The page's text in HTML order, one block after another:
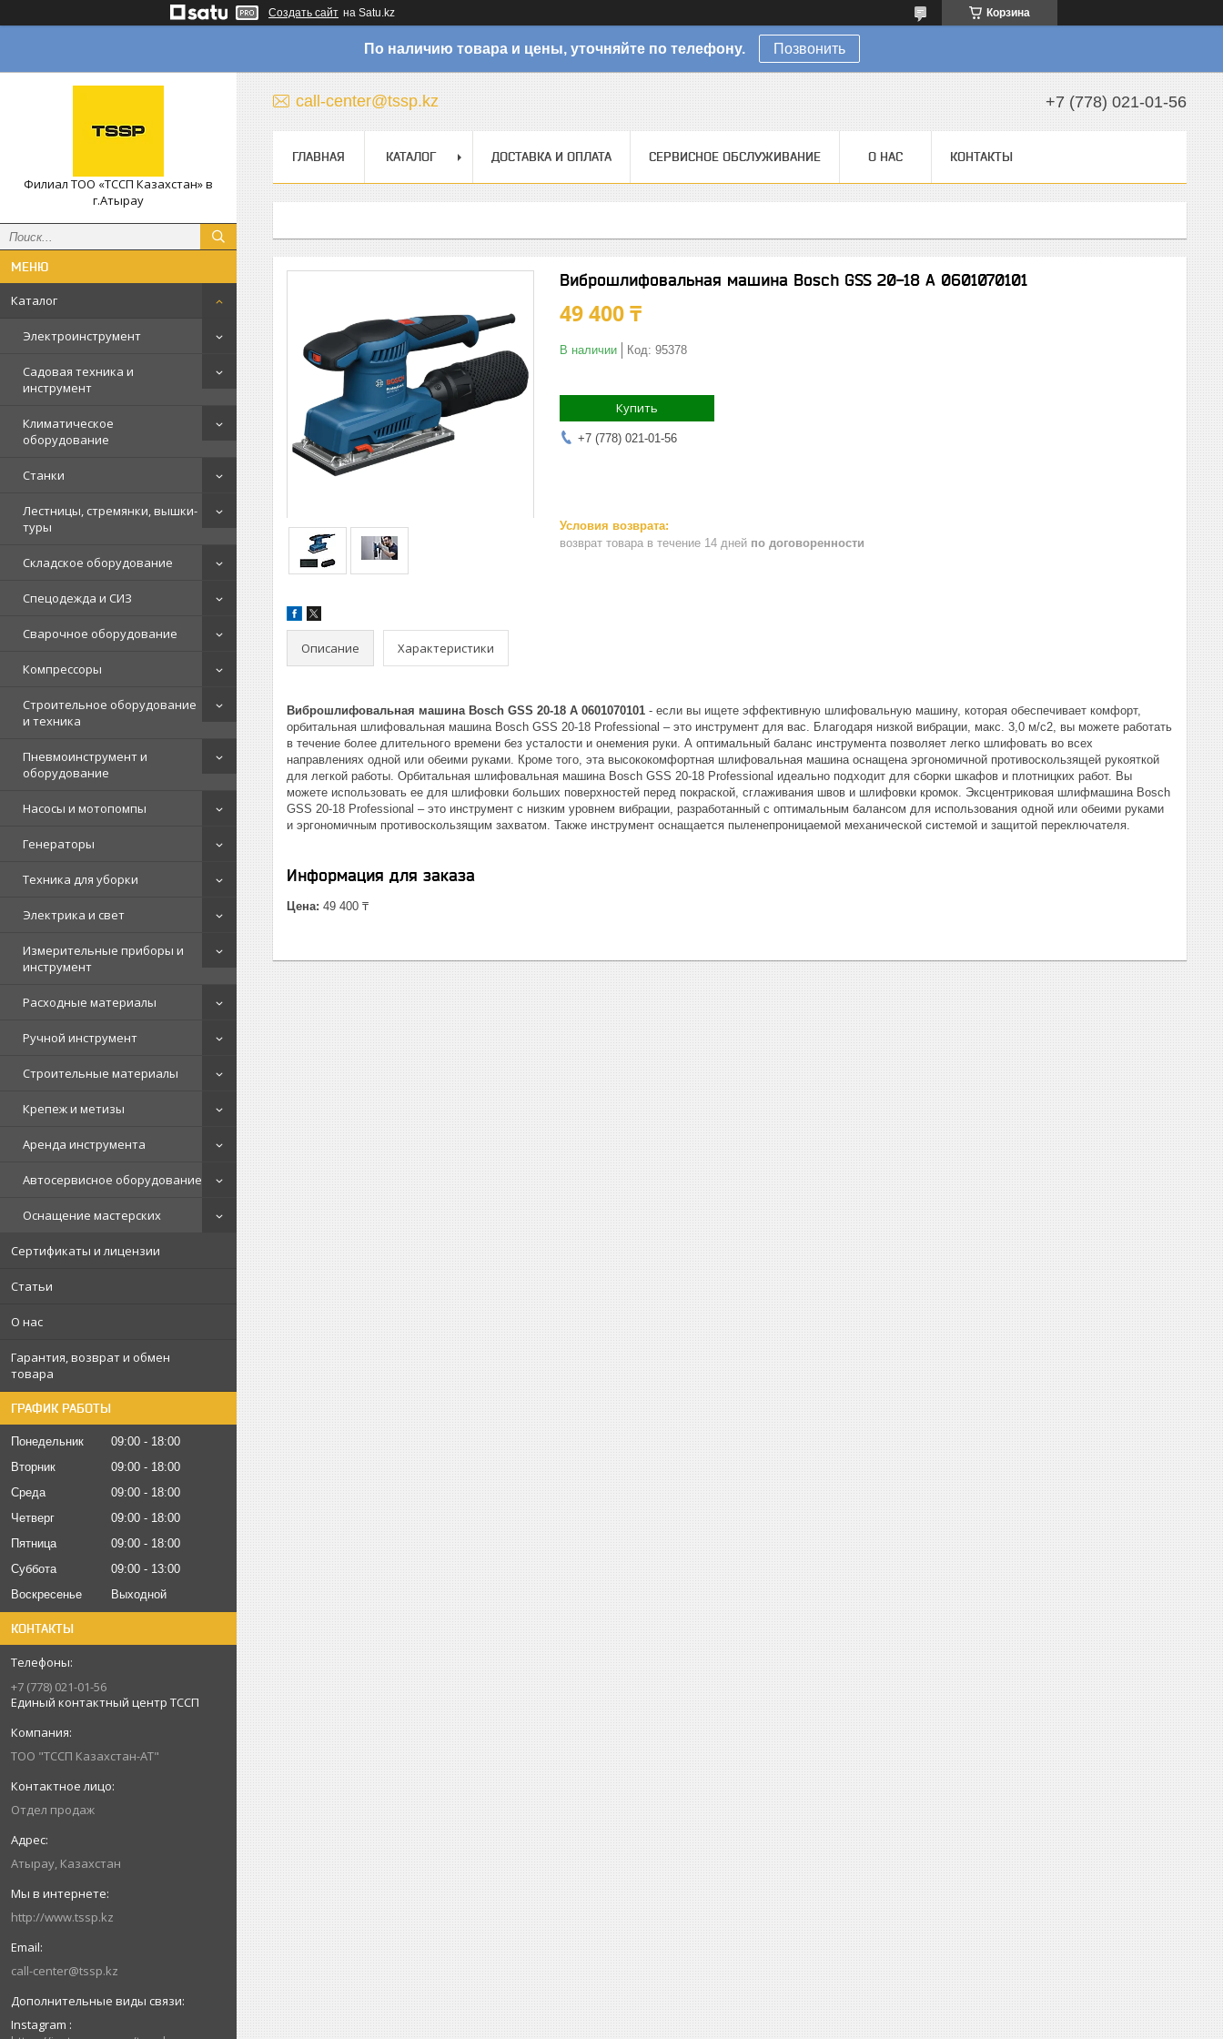
Создать сайт на Satu.kz Корзина
По наличию товара и цены, уточняйте по телефону. Позвонить
Филиал ТОО «ТССП Казахстан» в
г.Атырау
Каталог
Электроинструмент
Садовая техника и
инструмент
Климатическое
оборудование
Станки
Лестницы, стремянки, вышки-
туры
Складское оборудование
Спецодежда и СИЗ
Сварочное оборудование
Компрессоры
Строительное оборудование
и техника
Пневмоинструмент и
оборудование
Насосы и мотопомпы
Генераторы
Техника для уборки
Электрика и свет
Измерительные приборы и
инструмент
Расходные материалы
Ручной инструмент
Строительные материалы
Крепеж и метизы
Аренда инструмента
Автосервисное оборудование
Оснащение мастерских
Сертификаты и лицензии
Статьи
О нас
Гарантия, возврат и обмен
товара
ГРАФИК РАБОТЫ
Понедельник 09:00
18:00
Вторник
09:00
18:00
Среда
09:00
18:00
Четверг
09:00
18:00
Пятница
09:00
18:00
Суббота
09:00
13:00
Воскресенье
Выходной
КОНТАКТЫ
+7 (778) 021-01-56
Единый контактный центр ТССП
ТОО "ТССП Казахстан-АТ"
Отдел продаж
Атырау, Казахстан
http://www.tssp.kz
call-center@tssp.kz
Instagram
call-center@tssp.kz +7 (778) 021-01-56
ГЛАВНАЯ КАТАЛОГ ДОСТАВКА И ОПЛАТА СЕРВИСНОЕ ОБСЛУЖИВАНИЕ О НАС КОНТАКТЫ
Виброшлифовальная машина Bosch GSS 20-18 A 0601070101
49 400 ₸
В наличии Код: 95378
Купить
+7 (778) 021-01-56
возврат товара в течение 14 дней по договоренности
Описание Характеристики
Виброшлифовальная машина Bosch GSS 20-18 A 0601070101 - если вы ищете эффективную шлифовальную машину, которая обеспечивает комфорт,
орбитальная шлифовальная машина Bosch GSS 20-18 Professional – это инструмент для вас. Благодаря низкой вибрации, макс. 3,0 м/с2, вы можете работать
в течение более длительного времени без усталости и онемения руки. А оптимальный баланс инструмента позволяет легко шлифовать во всех
направлениях одной или обеими руками. Кроме того, эта высококомфортная шлифовальная машина оснащена эргономичной противоскользящей рукояткой
для легкой работы. Орбитальная шлифовальная машина Bosch GSS 20-18 Professional идеально подходит для сборки шкафов и плотницких работ. Вы
можете использовать ее для шлифовки больших поверхностей перед покраской, сглаживания швов и шлифовки кромок. Эксцентриковая шлифмашина Bosch
GSS 20-18 Professional – это инструмент с низким уровнем вибрации, разработанный с оптимальным балансом для использования одной или обеими руками
и эргономичным противоскользящим захватом. Также инструмент оснащается пыленепроницаемой механической системой и защитой переключателя.
Информация для заказа
Цена: 49 400 ₸